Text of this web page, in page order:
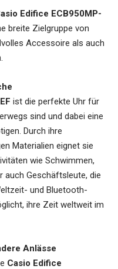
Edifice ECB950MP-
breite Zielgruppe von
Accessoire als auch
ist die perfekte Uhr für
sind und dabei eine
Durch ihre
Materialien eignet sie
wie Schwimmen,
auch Geschäftsleute, die
und Bluetooth-
ihre Zeit weltweit im
Anlässe
Casio Edifice